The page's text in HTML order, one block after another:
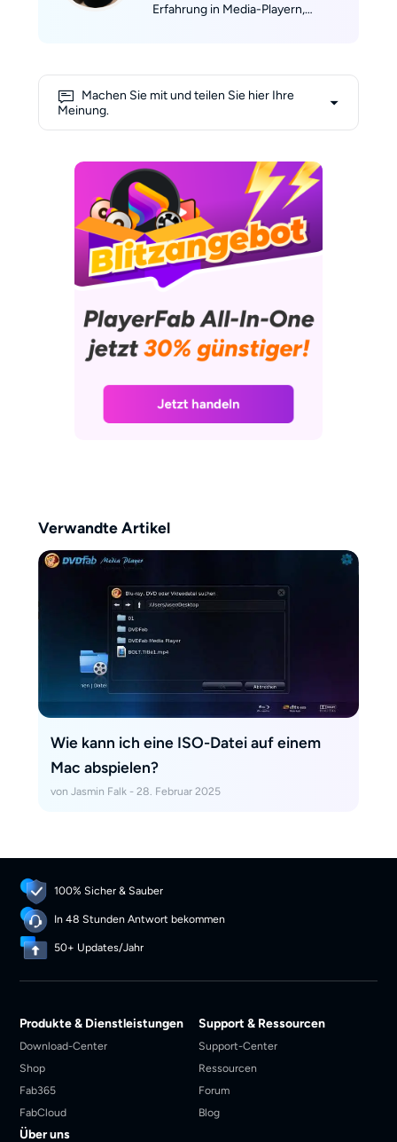
Erfahrung in Media-Playern,
– darunter praxisorientierte
auf europäischen Playern“,
„Firmware-Tuning für flüssige
UHD-Wiedergabe“ und „So
spielen Sie Import-Discs wie
Naruto Shippuden oder Studio-
Ghibli-Filme ruckelfrei ab“. Als
aktives Mitglied der Fandom-
Community teilt Jana regelmäßig
Schritt-für-Schritt-Anleitungen,
beantwortet Fragen aus erster
Hand und hilft anderen Heimkino-
Fans, das Maximum aus ihren
Playern herauszuholen. Viele ihrer
Tipps haben den Weg in
Sammlungen von Anime-, J-
kommt.“
Machen Sie mit und teilen Sie hier Ihre
Meinung.
Verwandte Artikel
Wie kann ich eine ISO-Datei auf einem
Mac abspielen?
von Jasmin Falk - 28. Februar 2025
100% Sicher & Sauber
In 48 Stunden Antwort bekommen
50+ Updates/Jahr
Produkte & Dienstleistungen
Download-Center
Shop
Fab365
FabCloud
Support & Ressourcen
Support-Center
Ressourcen
Forum
Blog
Über uns